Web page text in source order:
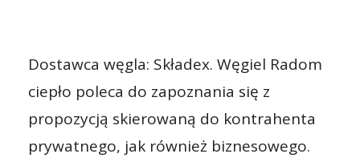
Dostawca węgla: Składex. Węgiel Radom
ciepło poleca do zapoznania się z
propozycją skierowaną do kontrahenta
prywatnego, jak również biznesowego.